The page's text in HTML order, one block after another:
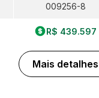
009256-8
R$ 439.597
Mais detalhes